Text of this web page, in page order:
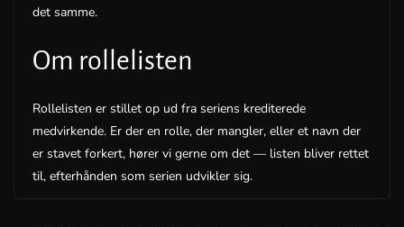
det samme.
Om rollelisten
Rollelisten er stillet op ud fra seriens krediterede
medvirkende. Er der en rolle, der mangler, eller et navn der
er stavet forkert, hører vi gerne om det — listen bliver rettet
til, efterhånden som serien udvikler sig.